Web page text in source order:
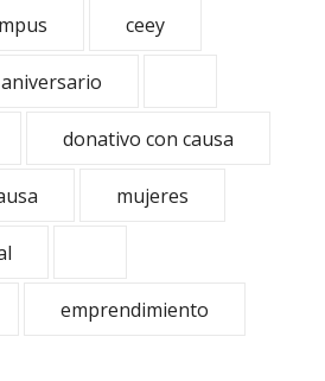
ceey
aniversario
donativo con causa
mujeres
emprendimiento